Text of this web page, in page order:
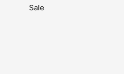
Sale